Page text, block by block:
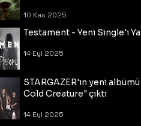
10 Kas 2025
Testament - Yeni Single'ı
14 Eyl 2025
STARGAZER'ın yeni
Cold Creature" çıktı
14 Eyl 2025